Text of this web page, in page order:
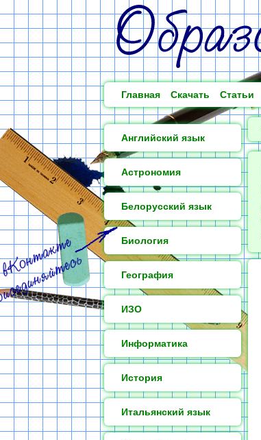
Главная Скачать Статьи
Английский язык
Астрономия
Белорусский язык
Биология
География
ИЗО
Информатика
История
Итальянский язык